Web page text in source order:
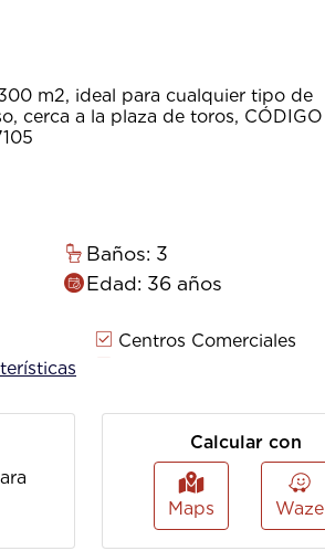
cualquier tipo de
cerca a la plaza de toros, CÓDIGO
Baños: 3
Edad: 36 años
Centros Comerciales
Centro Médico
Calcular con
Maps Waze